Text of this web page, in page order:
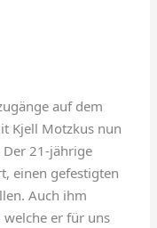
auf dem
Kjell Motzkus nun
Der 21-jährige
einen gefestigten
Auch ihm
welche er für uns